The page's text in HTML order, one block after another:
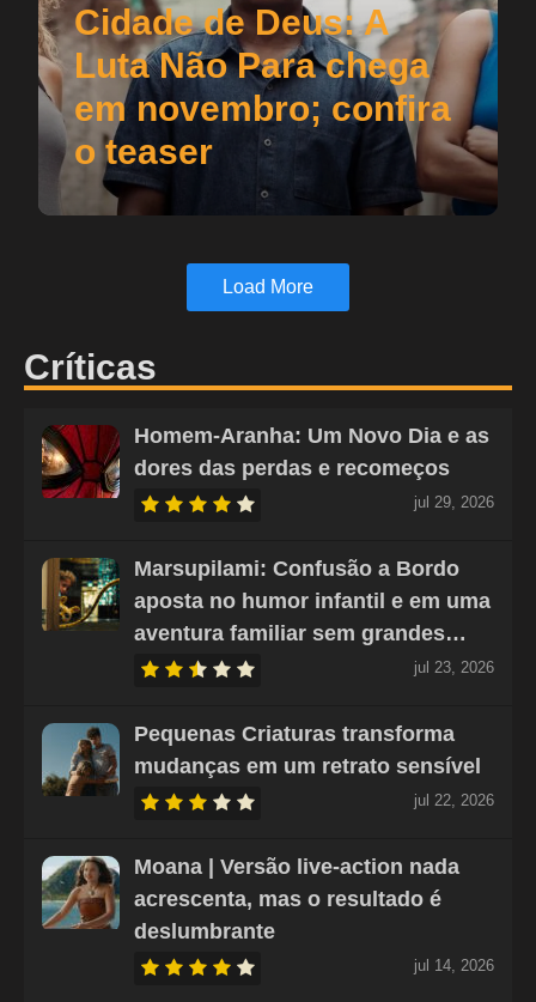
Cidade de Deus: A
Luta Não Para chega
em novembro; confira
o teaser
Load More
Críticas
Homem-Aranha: Um Novo Dia e as
dores das perdas e recomeços
jul 29, 2026
Marsupilami: Confusão a Bordo
aposta no humor infantil e em uma
aventura familiar sem grandes…
jul 23, 2026
Pequenas Criaturas transforma
mudanças em um retrato sensível
jul 22, 2026
Moana | Versão live-action nada
acrescenta, mas o resultado é
deslumbrante
jul 14, 2026